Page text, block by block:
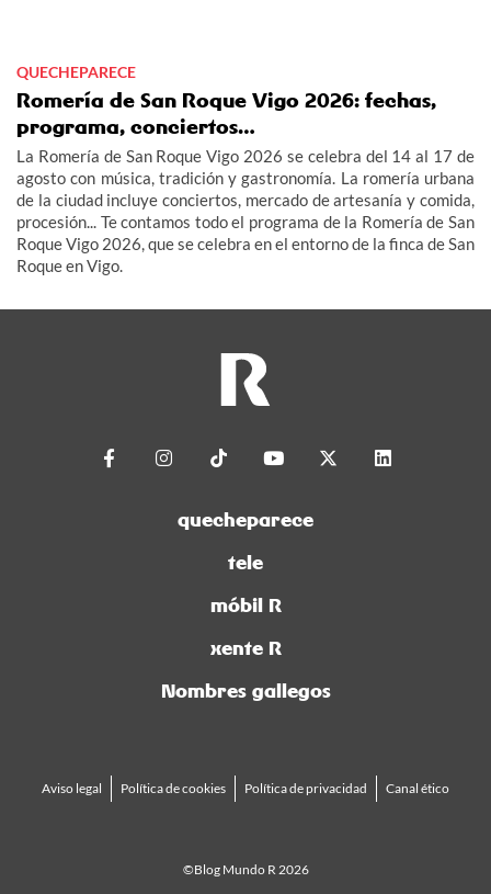
QUECHEPARECE
Romería de San Roque Vigo 2026: fechas,
programa, conciertos…
La Romería de San Roque Vigo 2026 se celebra del 14 al 17 de
agosto con música, tradición y gastronomía. La romería urbana
de la ciudad incluye conciertos, mercado de artesanía y comida,
procesión... Te contamos todo el programa de la Romería de San
Roque Vigo 2026, que se celebra en el entorno de la finca de San
Roque en Vigo.
quecheparece
tele
móbil R
xente R
Nombres gallegos
Aviso legal Política de cookies Política de privacidad Canal ético
©Blog Mundo R 2026